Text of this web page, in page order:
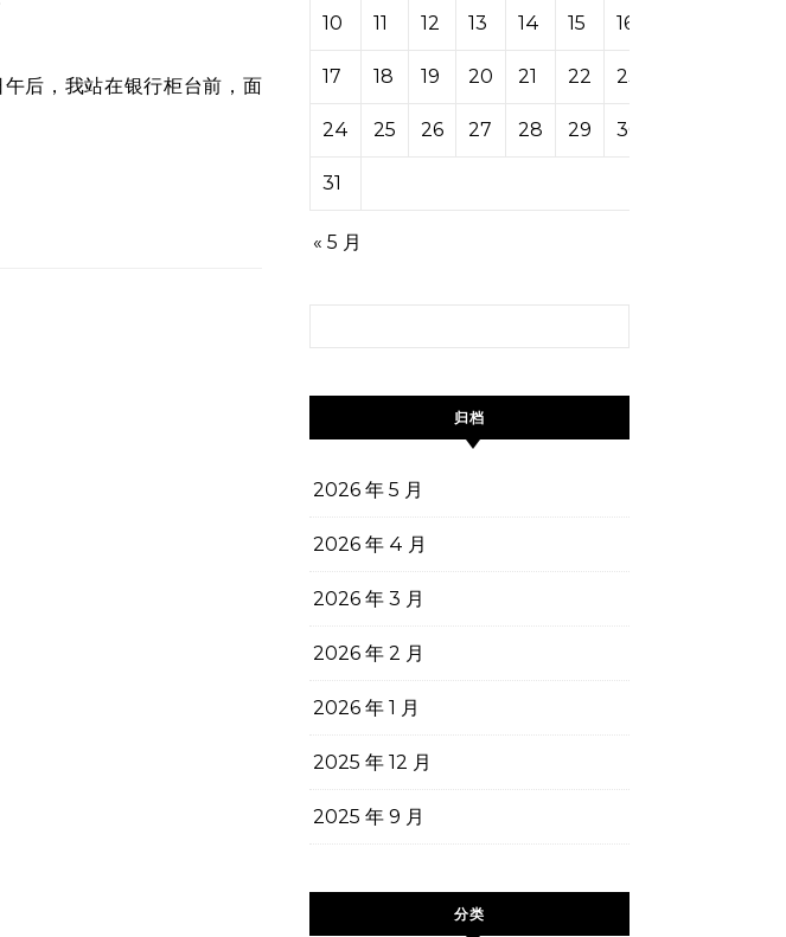
10 11 12 13 14 15 16
17 18 19 20 21 22 23
24 25 26 27 28 29 30
31
« 5 月
归档
2026 年 5 月
2026 年 4 月
2026 年 3 月
2026 年 2 月
2026 年 1 月
2025 年 12 月
2025 年 9 月
分类